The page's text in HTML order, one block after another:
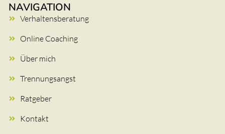
NAVIGATION
Verhaltensberatung
Online Coaching
Über mich
Trennungsangst
Ratgeber
Kontakt